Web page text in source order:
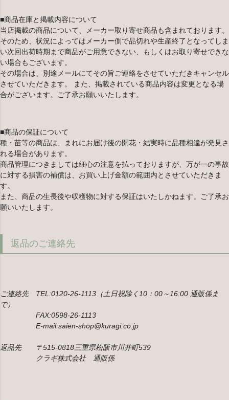
■商品在庫と掲載内容について
当店掲載の商品について、メーカー取り寄せ商品も含まれております。
そのため、状況によってはメーカー側で品切れや生産終了となってしま
い次回出荷時期まで商品がご用意できない、もしくはお取り寄せできな
い場合もございます。
その場合は、別途メールにてその旨ご連絡をさせていただきキャンセル
させていただきます。 また、掲載されている商品内容は変更となる場
合がございます。ご了承お願いいたします。
■商品の保証について
種・苗等の商品は、まれにお届け後の開花・結実時に品種相違が発見さ
れる場合があります。
商品管理につきましては細心の注意を払っておりますが、万が一の事故
に対する損害の補償は、お買い上げ金額の範囲内とさせていただきま
す。
また、商品の生長後や収穫物に対する保証はいたしかねます。ご了承お
願いいたします。
返品のご連絡先
ご連絡先 TEL:0120-26-1113（土日祝除く10：00～16:00 通販係ま
で）
FAX:0598-26-1113
E-mail:saien-shop@kuragi.co.jp
返品先 〒515-0818三重県松阪市川井町539
クラギ株式会社 通販係